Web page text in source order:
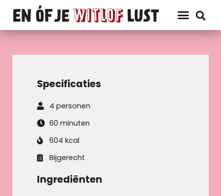
Specificaties
4 personen
60 minuten
604 kcal
Bijgerecht
Ingrediënten